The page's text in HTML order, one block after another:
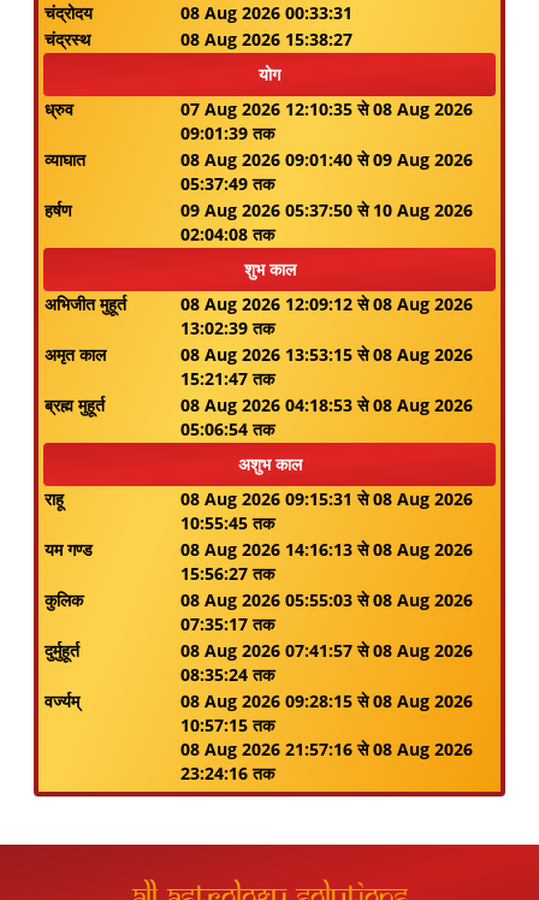
चंद्रोदय
08 Aug 2026 00:33:31
चंद्रस्थ
08 Aug 2026 15:38:27
योग
ध्रुव
07 Aug 2026 12:10:35 से 08 Aug 2026
09:01:39 तक
व्याघात
08 Aug 2026 09:01:40 से 09 Aug 2026
05:37:49 तक
हर्षण
09 Aug 2026 05:37:50 से 10 Aug 2026
02:04:08 तक
शुभ काल
अभिजीत मुहूर्त
08 Aug 2026 12:09:12 से 08 Aug 2026
13:02:39 तक
अमृत काल
08 Aug 2026 13:53:15 से 08 Aug 2026
15:21:47 तक
ब्रह्म मुहूर्त
08 Aug 2026 04:18:53 से 08 Aug 2026
05:06:54 तक
अशुभ काल
राहू
08 Aug 2026 09:15:31 से 08 Aug 2026
10:55:45 तक
यम गण्ड
08 Aug 2026 14:16:13 से 08 Aug 2026
15:56:27 तक
कुलिक
08 Aug 2026 05:55:03 से 08 Aug 2026
07:35:17 तक
दुर्मुहूर्त
08 Aug 2026 07:41:57 से 08 Aug 2026
08:35:24 तक
वर्ज्यम्
08 Aug 2026 09:28:15 से 08 Aug 2026
10:57:15 तक
08 Aug 2026 21:57:16 से 08 Aug 2026
23:24:16 तक